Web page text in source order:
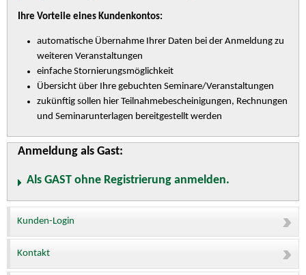
Ihre Vorteile eines Kundenkontos:
automatische Übernahme Ihrer Daten bei der Anmeldung zu
weiteren Veranstaltungen
einfache Stornierungsmöglichkeit
Übersicht über Ihre gebuchten Seminare/Veranstaltungen
zukünftig sollen hier Teilnahmebescheinigungen, Rechnungen
und Seminarunterlagen bereitgestellt werden
Anmeldung als Gast:
Als GAST ohne Registrierung anmelden.
Kunden-Login
Kontakt